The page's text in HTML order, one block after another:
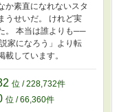
か素直になれないスタ
うせいだ。 けれど実
。 本当は誰よりも──
家になろう」より転
しています。
位 / 228,732件
位 / 66,360件